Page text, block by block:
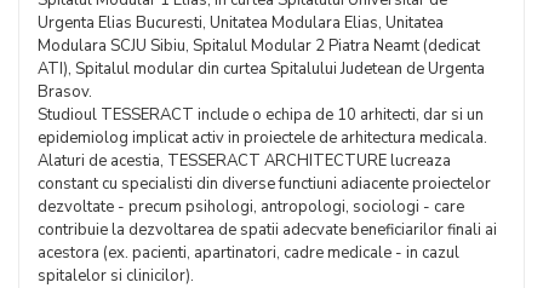
Urgenta Elias Bucuresti, Unitatea Modulara Elias, Unitatea
Modulara SCJU Sibiu, Spitalul Modular 2 Piatra Neamt (dedicat
ATI), Spitalul modular din curtea Spitalului Judetean de Urgenta
Brasov.
Studioul TESSERACT include o echipa de 10 arhitecti, dar si un
epidemiolog implicat activ in proiectele de arhitectura medicala.
Alaturi de acestia, TESSERACT ARCHITECTURE lucreaza
constant cu specialisti din diverse functiuni adiacente proiectelor
dezvoltate - precum psihologi, antropologi, sociologi - care
contribuie la dezvoltarea de spatii adecvate beneficiarilor finali ai
acestora (ex. pacienti, apartinatori, cadre medicale - in cazul
spitalelor si clinicilor).